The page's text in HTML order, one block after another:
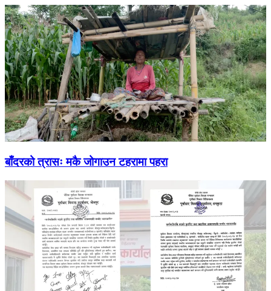
बाँदरको त्रासः मकै जोगाउन टहरामा पहरा